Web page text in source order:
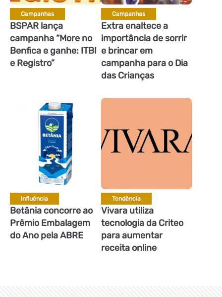
Campanhas
BSPAR lança
campanha “More no
Benfica e ganhe: ITBI
e Registro”
Campanhas
Extra enaltece a
importância de sorrir
e brincar em
campanha para o Dia
das Crianças
Influência
Betânia concorre ao
Prêmio Embalagem
do Ano pela ABRE
Tendência
Vivara utiliza
tecnologia da Criteo
para aumentar
receita online